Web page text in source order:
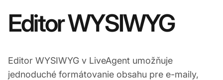
Editor WYSIWYG
Editor WYSIWYG v LiveAgent umožňuje
jednoduché formátovanie obsahu pre e-maily,